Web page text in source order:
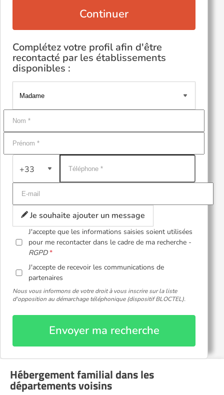
Continuer
Complétez votre profil afin d'être
recontacté par les établissements
disponibles :
+33
Je souhaite ajouter un message
J'accepte que les informations saisies soient utilisées
pour me recontacter dans le cadre de ma recherche -
RGPD
J'accepte de recevoir les communications de
partenaires
Nous vous informons de votre droit à vous inscrire sur la liste
d'opposition au démarchage téléphonique (dispositif BLOCTEL).
Envoyer ma recherche
Hébergement familial dans les
départements voisins